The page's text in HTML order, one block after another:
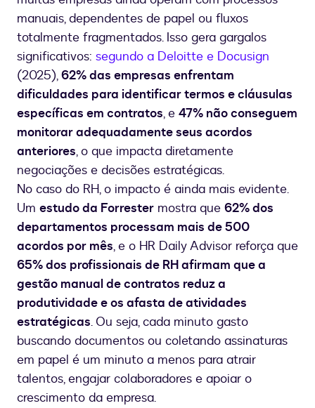
manuais, dependentes de papel ou fluxos
totalmente fragmentados. Isso gera gargalos
significativos: segundo a Deloitte e Docusign
(2025),62% das empresas enfrentam
dificuldades para identificar termos e cláusulas
específicas em contratos, e 47% não conseguem
monitorar adequadamente seus acordos
anteriores, o que impacta diretamente
negociações e decisões estratégicas.
No caso do RH, o impacto é ainda mais evidente.
Um estudo da Forrester mostra que 62% dos
departamentos processam mais de 500
acordos por mês, e o HR Daily Advisor reforça que
65% dos profissionais de RH afirmam que a
gestão manual de contratos reduz a
produtividade e os afasta de atividades
estratégicas. Ou seja, cada minuto gasto
buscando documentos ou coletando assinaturas
em papel é um minuto a menos para atrair
talentos, engajar colaboradores e apoiar o
crescimento da empresa.